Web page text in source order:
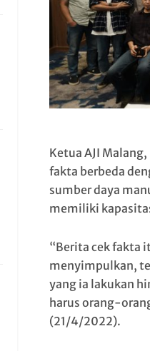
Ketua AJI
fakta berbeda
sumber daya
memiliki
“Berita cek fakta
menyimpulkan,
yang ia lakukan
harus orang-
(21/4/2022).